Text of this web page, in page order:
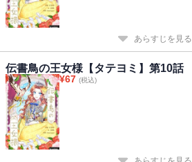
あらすじを見る
伝書鳥の王女様【タテヨミ】第10話
¥67 (税込)